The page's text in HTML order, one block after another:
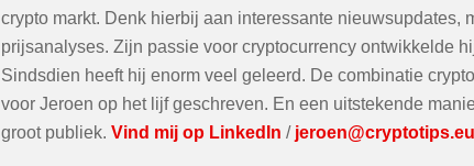
crypto markt. Denk hierbij aan interessante nieuwsupdates,
prijsanalyses. Zijn passie voor cryptocurrency ontwikkelde
Sindsdien heeft hij enorm veel geleerd. De combinatie
voor Jeroen op het lijf geschreven. En een uitstekende
groot publiek. Vind mij op LinkedIn / jeroen@cryptotips.eu